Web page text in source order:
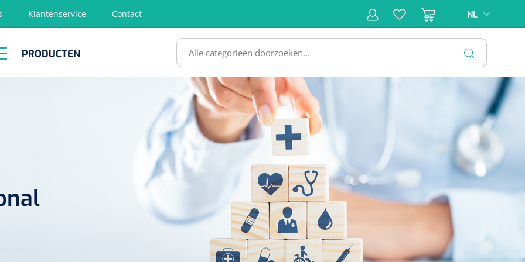
Klantenservice Contact NL
PRODUCTEN
& Revalidatie
Desinfectie